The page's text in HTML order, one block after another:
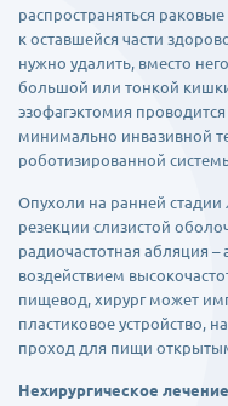
распространяться
к оставшейся части
нужно удалить, вместо
большой или тонкой
эзофагэктомия
минимально инвазивной
роботизированной
Опухоли на ранней
резекции слизистой
радиочастотная абляция
воздействием
пищевод, хирург может
пластиковое устройство,
проход для пищи
Нехирургическое